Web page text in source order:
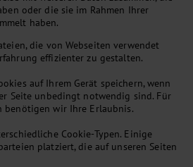
oder die sie im Rahmen Ihrer
haben.
die von Webseiten verwendet
effizienter zu gestalten.
auf Ihrem Gerät speichern, wenn
Seite unbedingt notwendig sind. Für
benötigen wir Ihre Erlaubnis.
Cookie-Typen. Einige
platziert, die auf unseren Seiten